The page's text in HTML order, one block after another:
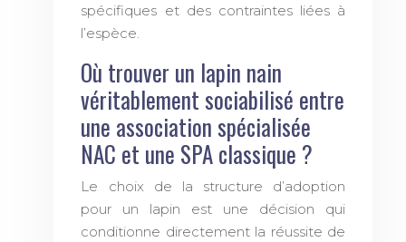
spécifiques et des contraintes liées à
l’espèce.
Où trouver un lapin nain
véritablement sociabilisé entre
une association spécialisée
NAC et une SPA classique ?
Le choix de la structure d’adoption
pour un lapin est une décision qui
conditionne directement la réussite de